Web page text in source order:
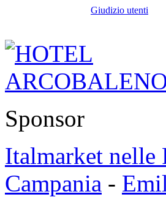
Giudizio utenti
Sponsor
Italmarket nelle
Campania -